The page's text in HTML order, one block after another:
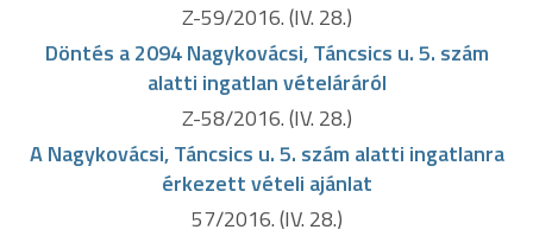
Z-59/2016. (IV. 28.)
Döntés a 2094 Nagykovácsi, Táncsics u. 5. szám
alatti ingatlan vételáráról
Z-58/2016. (IV. 28.)
A Nagykovácsi, Táncsics u. 5. szám alatti ingatlanra
érkezett vételi ajánlat
57/2016. (IV. 28.)